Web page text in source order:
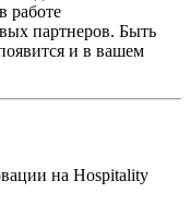
работе
партнеров. Быть
и в вашем